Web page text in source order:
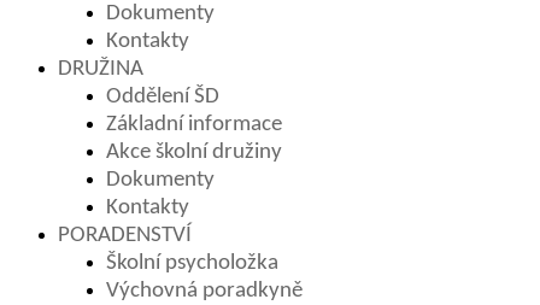
Dokumenty
Kontakty
DRUŽINA
Oddělení ŠD
Základní informace
Akce školní družiny
Dokumenty
Kontakty
PORADENSTVÍ
Školní psycholožka
Výchovná poradkyně